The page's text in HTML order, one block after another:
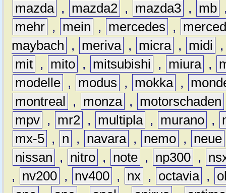
mazda , mazda2 , mazda3 , mb
mehr , mein , mercedes ,
maybach
, meriva , micra , midi
mit , mito , mitsubishi , miura ,
modelle , modus , mokka ,
montreal
, monza , motorschaden
mpv , mr2 , multipla , murano ,
mx-5 , n , navara , nemo , neue
nissan
, nitro , note , np300 ,
,
nv200 , nv400 , nx , octavia ,